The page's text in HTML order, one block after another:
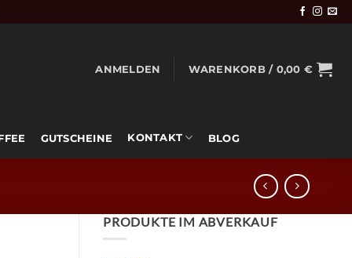
ANMELDEN WARENKORB / 0,00 €
GUTSCHEINE KONTAKT BLOG
PRODUKTE IM ABVERKAUF